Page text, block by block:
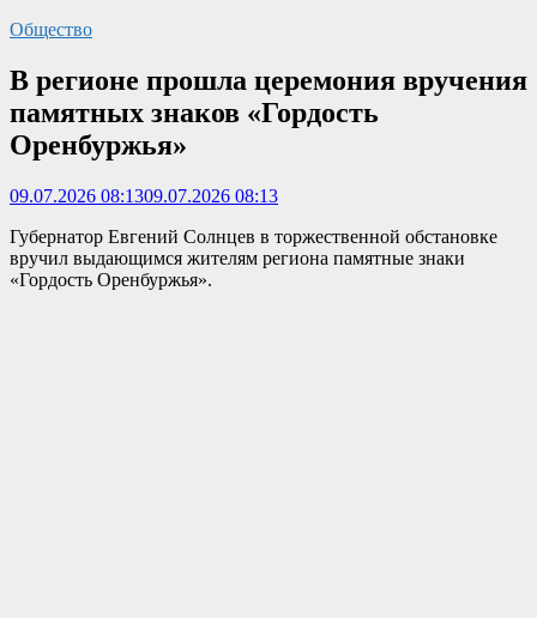
Общество
В регионе прошла церемония вручения
памятных знаков «Гордость
Оренбуржья»
09.07.2026 08:1309.07.2026 08:13
Губернатор Евгений Солнцев в торжественной обстановке
вручил выдающимся жителям региона памятные знаки
«Гордость Оренбуржья».